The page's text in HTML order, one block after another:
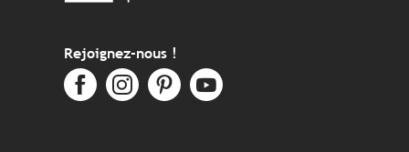
Rejoignez-nous !